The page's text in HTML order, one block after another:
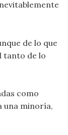
de lo que
tanto de lo
como
una minoría,